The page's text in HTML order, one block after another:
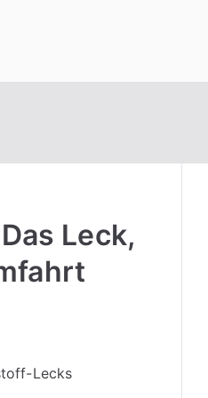
Leck,
Lecks